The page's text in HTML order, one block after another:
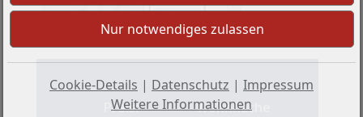
Preis:
Wohnfläche
Cookie-Details | Datenschutz | Impressum
Weitere Informationen